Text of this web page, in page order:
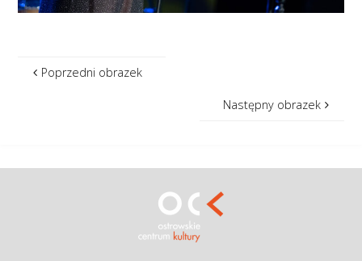
Poprzedni obrazek
Następny obrazek